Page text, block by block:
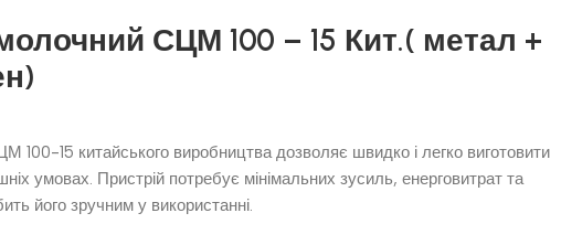
СЦМ 100 – 15 Кит.( метал +
100-15 китайського виробництва дозволяє швидко і легко виготовити
умовах. Пристрій потребує мінімальних зусиль, енерговитрат та
його зручним у використанні.